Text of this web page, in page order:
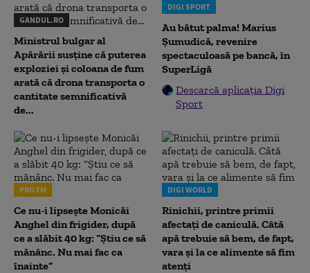
GANDUL.RO
Ministrul bulgar al
Apărării susține că puterea
exploziei și coloana de fum
arată că drona transporta o
cantitate semnificativă
de...
DIGI SPORT
Au bătut palma! Marius
Șumudică, revenire
spectaculoasă pe bancă, în
SuperLigă
Descarcă aplicația Digi
Sport
PRO FM
Ce nu-i lipsește Monicăi
Anghel din frigider, după
ce a slăbit 40 kg: “Știu ce să
mănânc. Nu mai fac ca
înainte”
DIGI WORLD
Rinichii, printre primii
afectați de caniculă. Câtă
apă trebuie să bem, de fapt,
vara și la ce alimente să fim
atenți